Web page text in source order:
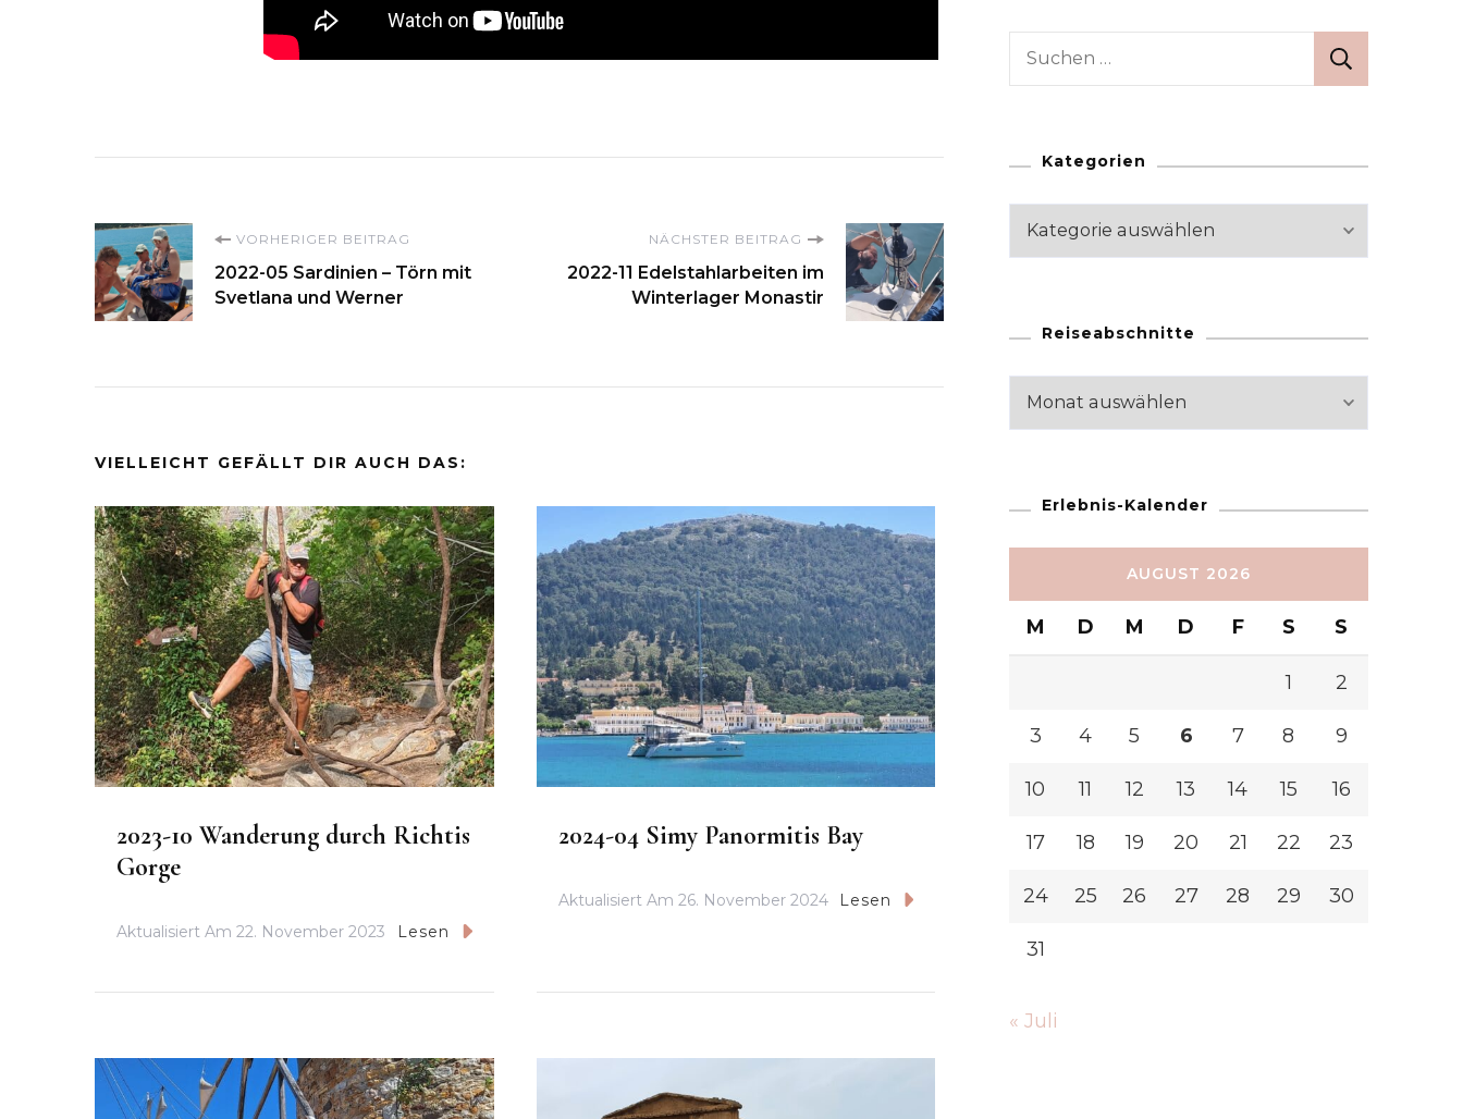
Beitragsnavigation
VORHERIGER BEITRAG
2022-05 Sardinien – Törn mit
Svetlana und Werner
NÄCHSTER BEITRAG
2022-11 Edelstahlarbeiten im
Winterlager Monastir
VIELLEICHT GEFÄLLT DIR AUCH DAS:
2023-10 Wanderung durch Richtis
Gorge
Aktualisiert Am 22. November 2023 Lesen
2024-04 Simy Panormitis Bay
Aktualisiert Am 26. November 2024 Lesen
Suchen
Kategorien
Kategorien
Reiseabschnitte
Reiseabschnitte
Erlebnis-Kalender
AUGUST 2026
M D M D F S S
1 2
3 4 5 6 7 8 9
10 11 12 13 14 15 16
17 18 19 20 21 22 23
24 25 26 27 28 29 30
31
« Juli